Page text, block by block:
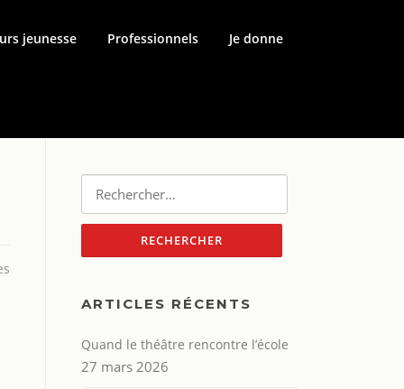
jeunesse Professionnels Je donne
Rechercher :
ARTICLES RÉCENTS
Quand le théâtre rencontre l’école
27 mars 2026